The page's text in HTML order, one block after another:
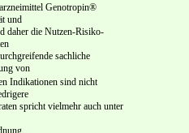
Genotropin®
und
daher die Nutzen-Risiko-
sachliche
von
Indikationen sind nicht
spricht vielmehr auch unter